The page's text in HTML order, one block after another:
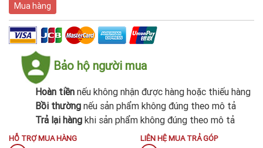
Mua hàng
Bảo hộ người mua
Hoàn tiền nếu không nhận được hàng hoặc thiếu hàng
Bồi thường nếu sản phẩm không đúng theo mô tả
Trả lại hàng khi sản phẩm không đúng theo mô tả
HỖ TRỢ MUA HÀNG LIÊN HỆ MUA TRẢ GÓP